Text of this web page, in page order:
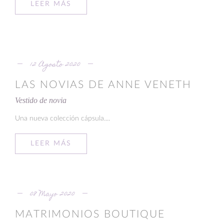
LEER MÁS
12 Agosto 2020
LAS NOVIAS DE ANNE VENETH
Vestido de novia
Una nueva colección cápsula....
LEER MÁS
08 Mayo 2020
MATRIMONIOS BOUTIQUE